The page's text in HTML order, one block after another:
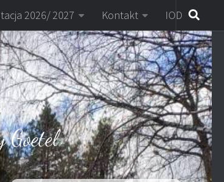
2026/ 2027 Kontakt IOD